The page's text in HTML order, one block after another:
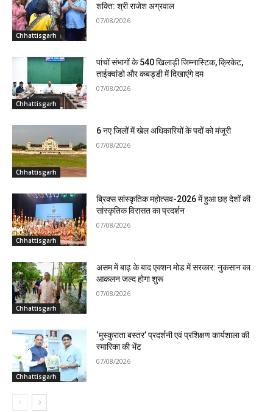
Chhattisgarh
शक्ति: श्री राजेश अग्रवाल
07/08/2026
Chhattisgarh
पांचों संभागों के 540 खिलाड़ी जिम्नास्टिक, क्रिकेट,
ताईक्वांडो और कबड्डी में दिखाएंगे दम
07/08/2026
Chhattisgarh
6 नए जिलों में खेल अधिकारियों के पदों को मंजूरी
07/08/2026
Chhattisgarh
ब्रिक्स सांस्कृतिक महोत्सव-2026 में हुआ छह देशों की
सांस्कृतिक विरासत का प्रदर्शन
07/08/2026
Chhattisgarh
असम में बाढ़ के बाद एक्शन मोड में सरकार: नुकसान का
आकलन जल्द होगा शुरू
07/08/2026
Chhattisgarh
‘मुस्कुराता बस्तर’ प्रदर्शनी एवं प्रशिक्षण कार्यशाला की
स्मारिका की भेंट
07/08/2026